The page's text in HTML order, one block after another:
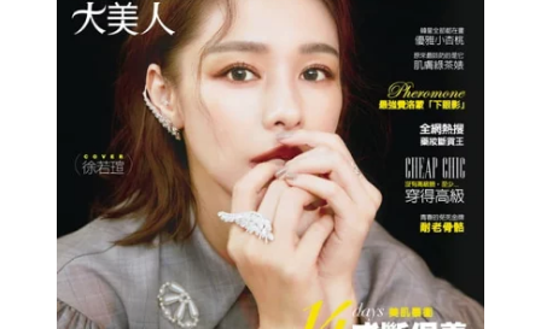
3C家電 運動休閒 親子玩具
女裝 男裝 化妝保養 情趣用品
日本購物 電子/紙本書